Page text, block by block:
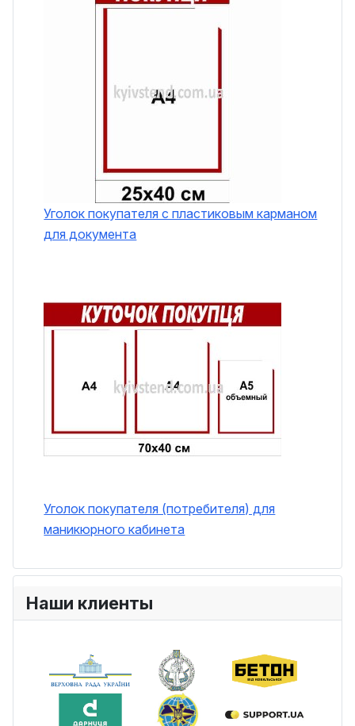
Уголок покупателя с пластиковым карманом
для документа
Уголок покупателя (потребителя) для
маникюрного кабинета
Наши клиенты